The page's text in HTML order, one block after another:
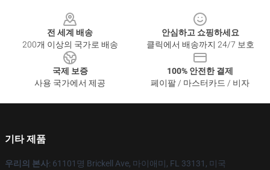
전 세계 배송
200개 이상의 국가로 배송
안심하고 쇼핑하세요
클릭에서 배송까지 24/7 보호
국제 보증
사용 국가에서 제공
100% 안전한 결제
페이팔 / 마스터카드 / 비자
기타 제품
우리의 본사: 61101명 Brickell Ave, 마이애미, FL 33131, 미국